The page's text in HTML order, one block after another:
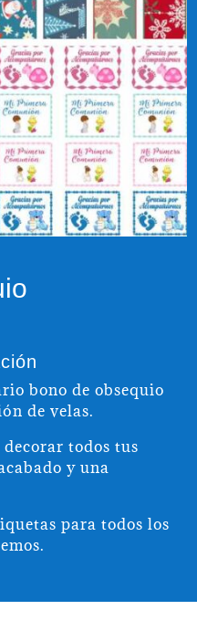
bono de obsequio
de velas.
todos tus
y una
para todos los